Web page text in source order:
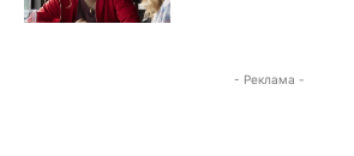
- Реклама -